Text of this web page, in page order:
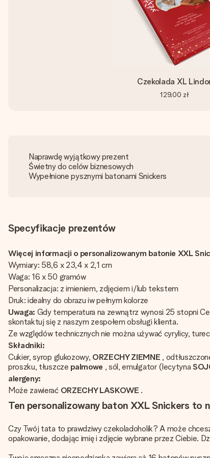
Czekolada XL
129,00 zł
Naprawdę wyjątkowy prezent
Świetny do celów biznesowych
Wypełnione pysznymi batonami Snickers
Specyfikacje prezentów
Więcej informacji o personalizowanym batonie XXL
Wymiary: 58,6 x 23,4 x 2,1 cm
Waga: 16 x 50 gramów
Personalizacja: z imieniem, zdjęciem i/lub tekstem
Druk: idealny do obrazu iw pełnym kolorze
Uwaga: Gdy temperatura na zewnątrz wynosi 25 stopni
skontaktuj się z naszym zespołem obsługi klienta.
Ze względów technicznych nie można używać cyrylicy,
Składniki:
Cukier, syrop glukozowy, ORZECHY ZIEMNE ,
proszku, tłuszcze palmowe , sól, emulgator (lecytyna
alergeny:
Może zawierać ORZECHY LASKOWE .
Ten personalizowany baton XXL Snickers to
Czy Twój tata to prawdziwy czekoladoholik? A może
opakowanie, dodając imię i zdjęcie wybrane przez Ciebie.